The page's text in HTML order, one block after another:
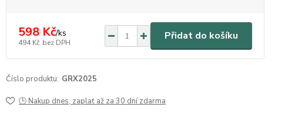
598 Kč/ks
494 Kč bez DPH
Přidat do košíku
Číslo produktu: GRX2025
🕒 Nakup dnes, zaplať až za 30 dní zdarma